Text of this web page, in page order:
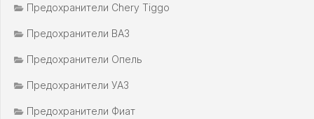
Предохранители Chery Tiggo
Предохранители ВАЗ
Предохранители Опель
Предохранители УАЗ
Предохранители Фиат